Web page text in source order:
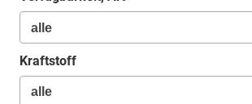
Kraftstoff